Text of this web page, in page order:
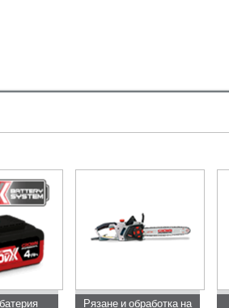
Рязане и обработка на